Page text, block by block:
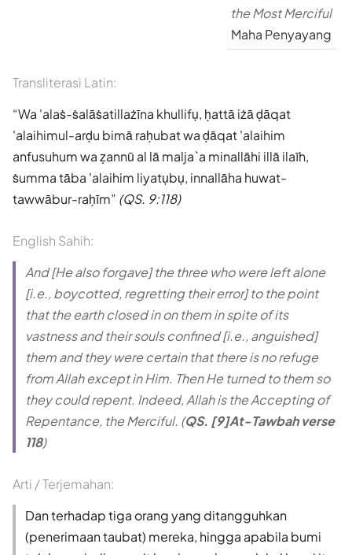
the Most Merciful
Maha Penyayang
Transliterasi Latin:
Wa 'alaṡ-ṡalāṡatillażīna khullifụ, ḥattā iżā ḍāqat
'alaihimul-arḍu bimā raḥubat wa ḍāqat 'alaihim
anfusuhum wa ẓannū al lā malja`a minallāhi illā ilaīh,
ṡumma tāba 'alaihim liyatụbụ, innallāha huwat-
tawwābur-raḥīm (QS. 9:118)
English Sahih:
And [He also forgave] the three who were left alone
[i.e., boycotted, regretting their error] to the point
that the earth closed in on them in spite of its
vastness and their souls confined [i.e., anguished]
them and they were certain that there is no refuge
from Allah except in Him. Then He turned to them so
they could repent. Indeed, Allah is the Accepting of
Repentance, the Merciful. (QS. [9]At-Tawbah verse
118)
Arti / Terjemahan:
Dan terhadap tiga orang yang ditangguhkan
(penerimaan taubat) mereka, hingga apabila bumi